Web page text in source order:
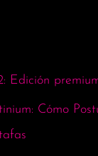
Edición
Cómo